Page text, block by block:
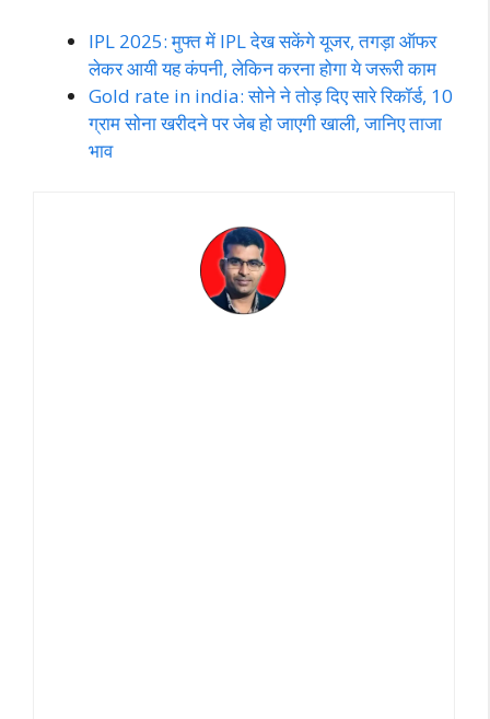
IPL 2025: मुफ्त में IPL देख सकेंगे यूजर, तगड़ा ऑफर
लेकर आयी यह कंपनी, लेकिन करना होगा ये जरूरी काम
Gold rate in india: सोने ने तोड़ दिए सारे रिकॉर्ड, 10
ग्राम सोना खरीदने पर जेब हो जाएगी खाली, जानिए ताजा
भाव